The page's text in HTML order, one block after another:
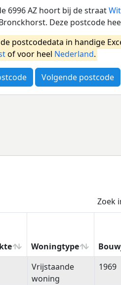
6996 AZ hoort bij de straat
Deze postcode
postcodedata in handige
of voor heel Nederland.
Volgende postcode
Zoek
Woningtype
Woningtype
Vrijstaande
woning
1969